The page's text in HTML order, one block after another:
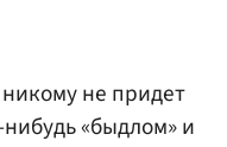
не придет
«быдлом» и